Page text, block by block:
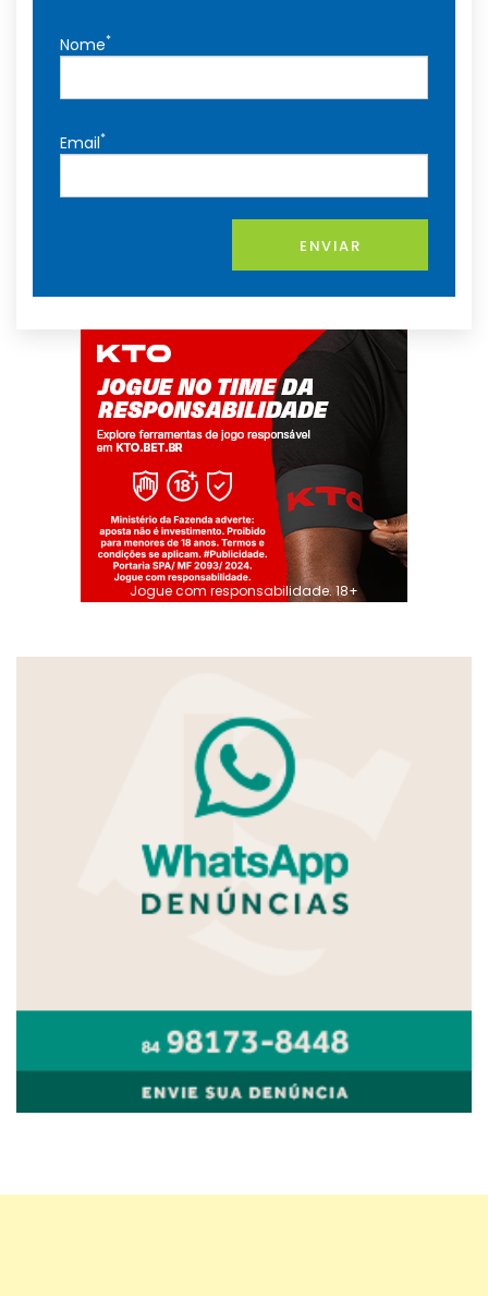
Nome*
Email*
ENVIAR
Jogue com responsabilidade. 18+